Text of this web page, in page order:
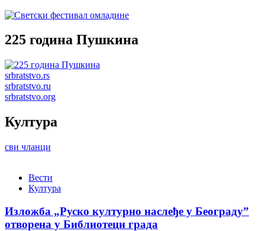
225 година Пушкина
srbratstvo.rs
srbratstvo.ru
srbratstvo.org
Култура
сви чланци
Вести
Култура
Изложба „Руско културно наслеђе у Београду”
отворена у Библиотеци града